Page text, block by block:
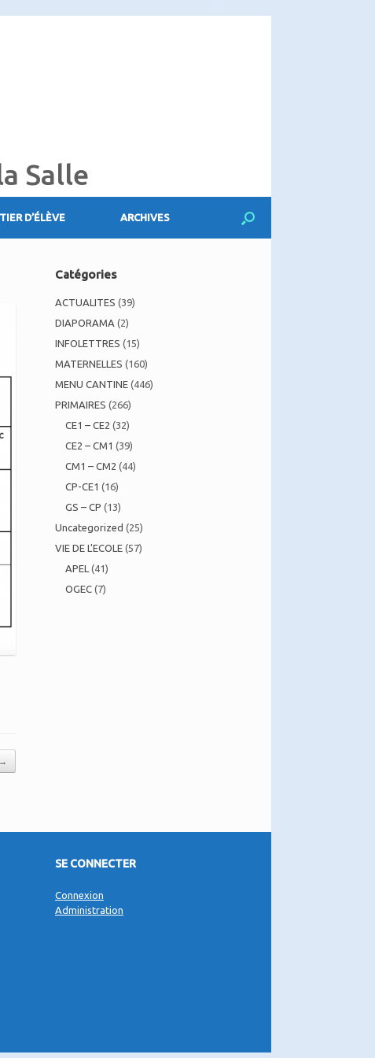
Salle
D’ÉLÈVE ARCHIVES
→
Catégories
ACTUALITES (39)
DIAPORAMA (2)
INFOLETTRES (15)
MATERNELLES (160)
MENU CANTINE (446)
PRIMAIRES (266)
CE1 – CE2 (32)
CE2 – CM1 (39)
CM1 – CM2 (44)
CP-CE1 (16)
GS – CP (13)
Uncategorized (25)
VIE DE L'ECOLE (57)
APEL (41)
OGEC (7)
SE CONNECTER
Connexion
Administration